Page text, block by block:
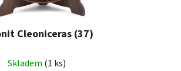
Cleoniceras (37)
Skladem (1 ks)